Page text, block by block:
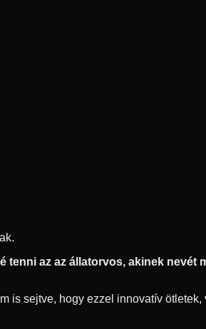
az az állatorvos, akinek nevét
is sejtve, hogy ezzel innovatív ötletek,